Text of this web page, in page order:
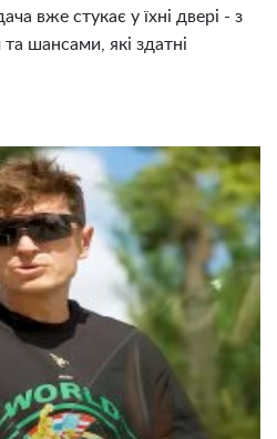
вже стукає у їхні двері - з
шансами, які здатні